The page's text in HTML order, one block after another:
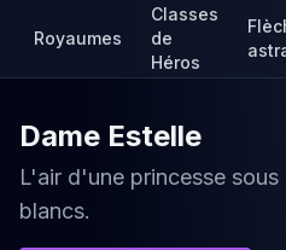
Royaumes
Classes
de
Héros
Dame Estelle
L'air d'une princesse
blancs.